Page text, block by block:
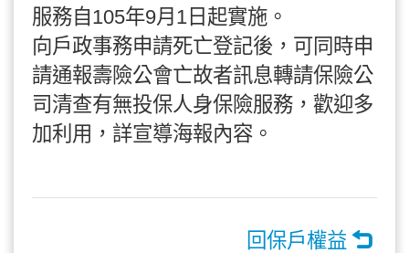
服務自105年9月1日起實施。
向戶政事務申請死亡登記後，可同時申
請通報壽險公會亡故者訊息轉請保險公
司清查有無投保人身保險服務，歡迎多
加利用，詳宣導海報內容。
回保戶權益